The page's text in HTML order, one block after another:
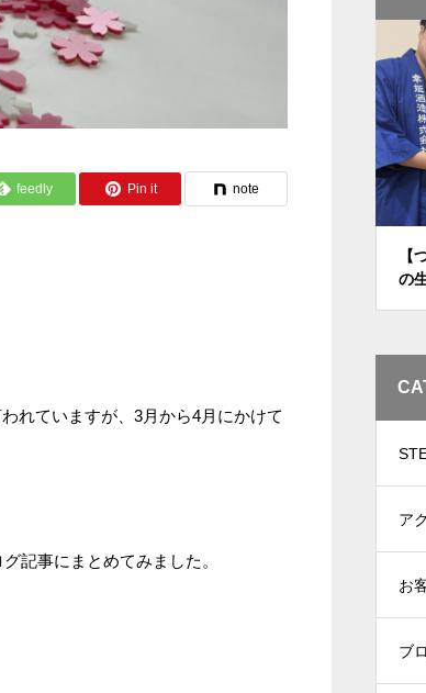
feedly Pin it note
れていますが、3月から4月にかけて
記事にまとめてみました。
【
の
ア
お
ブ